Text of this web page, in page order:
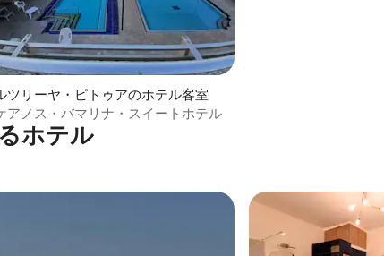
ツリーヤ・ピトゥアのホテル客室
アノス・バマリナ・スイートホテル
ホ⁠テ⁠ル